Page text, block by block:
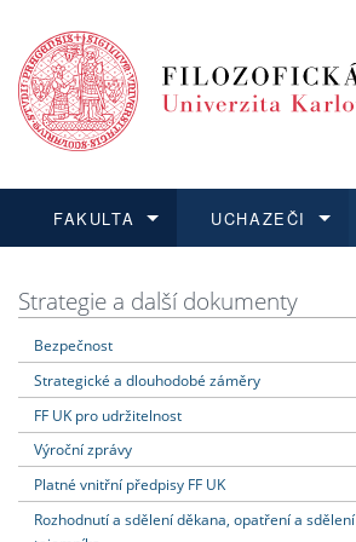
FAKULTA
Dozvědět se více
UCHAZEČI
Podat přihlášku
Dozvědět se více
Dozvědět se více
Dozvědět se více
Strategie a další dokumenty
Bezpečnost
Strategické a dlouhodobé záměry
FF UK pro udržitelnost
Výroční zprávy
Platné vnitřní předpisy FF UK
Rozhodnutí a sdělení děkana, opatření a sdělení